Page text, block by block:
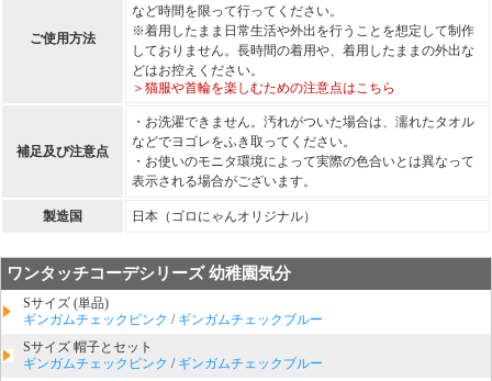
ご使用方法
など時間を限って行ってください。
※着用したまま日常生活や外出を行うことを想定して制作
しておりません。長時間の着用や、着用したままの外出な
どはお控えください。
＞猫服や首輪を楽しむための注意点はこちら
補足及び注意点
・お洗濯できません。汚れがついた場合は、濡れたタオル
などでヨゴレをふき取ってください。
・お使いのモニタ環境によって実際の色合いとは異なって
表示される場合がございます。
製造国 日本（ゴロにゃんオリジナル）
ワンタッチコーデシリーズ 幼稚園気分
Sサイズ (単品)
ギンガムチェックピンク / ギンガムチェックブルー
Sサイズ 帽子とセット
ギンガムチェックピンク / ギンガムチェックブルー